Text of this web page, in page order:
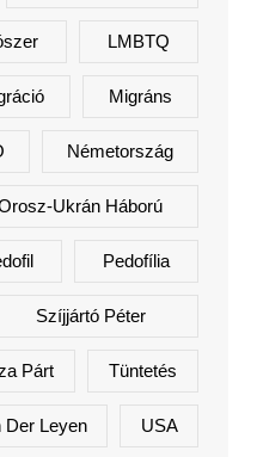
LMBTQ
Migráns
Németország
Ukrán Háború
Pedofília
Szíjjártó Péter
Párt Tüntetés
Der Leyen USA